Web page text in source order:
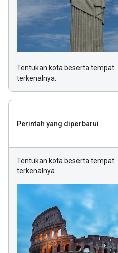
Tentukan kota beserta tempat
terkenalnya.
Perintah yang diperbarui
Tentukan kota beserta tempat
terkenalnya.